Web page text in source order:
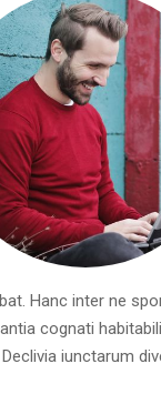
Hanc inter ne
cognati
iunctarum